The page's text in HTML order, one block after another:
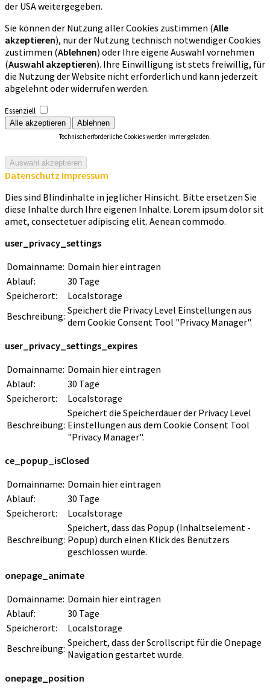
der USA weitergegeben.
Sie können der Nutzung aller Cookies zustimmen (Alle
akzeptieren), nur der Nutzung technisch notwendiger Cookies
zustimmen (Ablehnen) oder Ihre eigene Auswahl vornehmen
(Auswahl akzeptieren). Ihre Einwilligung ist stets freiwillig, für
die Nutzung der Website nicht erforderlich und kann jederzeit
abgelehnt oder widerrufen werden.
Essenziell
Technisch erforderliche Cookies werden immer geladen.
Datenschutz Impressum
Dies sind Blindinhalte in jeglicher Hinsicht. Bitte ersetzen Sie
diese Inhalte durch Ihre eigenen Inhalte. Lorem ipsum dolor sit
amet, consectetuer adipiscing elit. Aenean commodo.
user_privacy_settings
Domainname: Domain hier eintragen
Ablauf:
30 Tage
Speicherort:
Localstorage
Beschreibung: Speichert die Privacy Level Einstellungen aus
dem Cookie Consent Tool "Privacy Manager".
user_privacy_settings_expires
Domainname: Domain hier eintragen
Ablauf:
30 Tage
Speicherort:
Localstorage
Beschreibung:
Speichert die Speicherdauer der Privacy Level
Einstellungen aus dem Cookie Consent Tool
"Privacy Manager".
ce_popup_isClosed
Domainname: Domain hier eintragen
Ablauf:
30 Tage
Speicherort:
Localstorage
Beschreibung:
Speichert, dass das Popup (Inhaltselement -
Popup) durch einen Klick des Benutzers
geschlossen wurde.
onepage_animate
Domainname: Domain hier eintragen
Ablauf:
30 Tage
Speicherort:
Localstorage
Beschreibung: Speichert, dass der Scrollscript für die Onepage
Navigation gestartet wurde.
onepage_position